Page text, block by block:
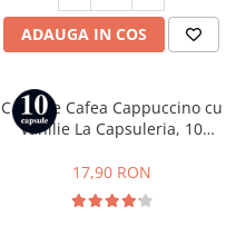
ADAUGA IN COS
Capsule Cafea Cappuccino cu
Vanilie La Capsuleria, 10
Nespresso
17,90 RON